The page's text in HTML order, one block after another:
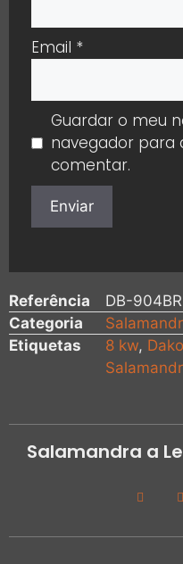
Email *
Guardar o meu
navegador para
comentar.
Referência
DB-904BR
Categoria
Etiquetas
8 kw,
Salamandra a